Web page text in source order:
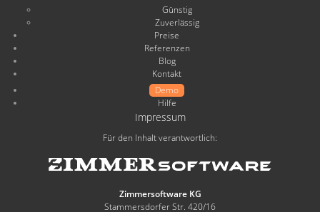
Günstig
Zuverlässig
Preise
Referenzen
Blog
Kontakt
Demo
Hilfe
Impressum
Für den Inhalt verantwortlich:
Zimmersoftware KG
Stammersdorfer Str. 420/16